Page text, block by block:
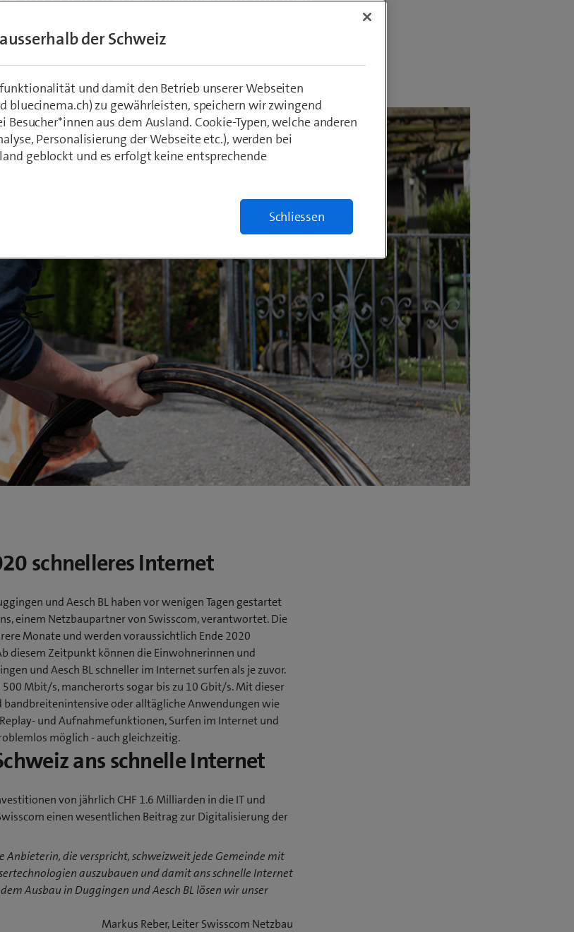
schnelleres Internet
und Aesch BL haben vor wenigen Tagen gestartet
einem Netzbaupartner von Swisscom, verantwortet. Die
Monate und werden voraussichtlich Ende 2020
diesem Zeitpunkt können die Einwohnerinnen und
und Aesch BL schneller im Internet surfen als je zuvor.
500 Mbit/s, mancherorts sogar bis zu 10 Gbit/s. Mit dieser
bandbreitenintensive oder alltägliche Anwendungen wie
und Aufnahmefunktionen, Surfen im Internet und
möglich - auch gleichzeitig.
ans schnelle Internet
von jährlich CHF 1.6 Milliarden in die IT und
einen wesentlichen Beitrag zur Digitalisierung der
Anbieterin, die verspricht, schweizweit jede Gemeinde mit
auszubauen und damit ans schnelle Internet
Ausbau in Duggingen und Aesch BL lösen wir unser
Markus Reber, Leiter Swisscom Netzbau
der Schweiz
und damit den Betrieb unserer Webseiten
bluecinema.ch) zu gewährleisten, speichern wir zwingend
Besucher*innen aus dem Ausland. Cookie-Typen, welche anderen
Personalisierung der Webseite etc.), werden bei
geblockt und es erfolgt keine entsprechende
Schliessen